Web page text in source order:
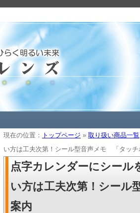
現在の位置： トップページ » 取り扱い商品一覧
い方は工夫次第！シール型音声メモ 「タッチ
点字カレンダーにシール
い方は工夫次第！シー
案内